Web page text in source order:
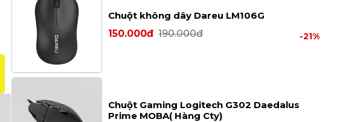
Chuột không dây Dareu LM106G
150.000đ 190.000đ -21%
Chuột Gaming Logitech G302 Daedalus
Prime MOBA( Hàng Cty)